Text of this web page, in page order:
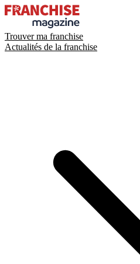
Trouver ma franchise
Actualités de la franchise